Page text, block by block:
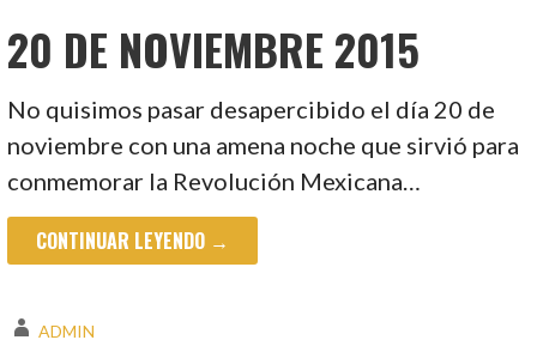
20 DE NOVIEMBRE 2015
ADMIN
No quisimos pasar desapercibido el día 20 de
noviembre con una amena noche que sirvió para
conmemorar la Revolución Mexicana…
CONTINUAR LEYENDO →